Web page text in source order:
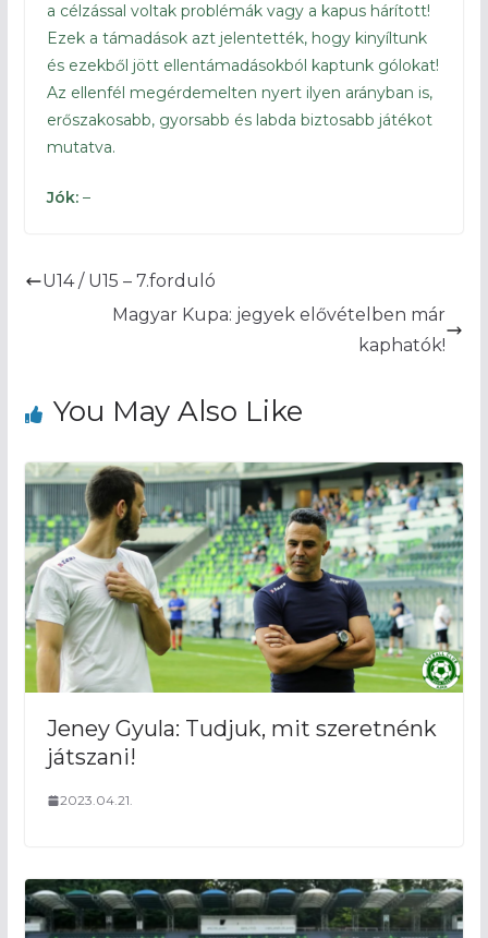
a célzással voltak problémák vagy a kapus hárított!
Ezek a támadások azt jelentették, hogy kinyíltunk
és ezekből jött ellentámadásokból kaptunk gólokat!
Az ellenfél megérdemelten nyert ilyen arányban is,
erőszakosabb, gyorsabb és labda biztosabb játékot
mutatva.
Jók:–
U14 / U15 – 7.forduló
Magyar Kupa: jegyek elővételben már
kaphatók!
You May Also Like
Jeney Gyula: Tudjuk, mit szeretnénk
játszani!
2023.04.21.